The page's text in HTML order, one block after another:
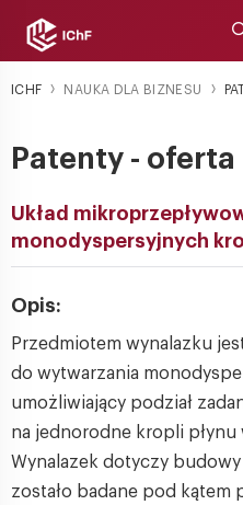
ICHF NAUKA DLA BIZNESU
Patenty - oferta
Układ
monodyspersyjnych
Opis:
Przedmiotem wynalazku
do wytwarzania
umożliwiający podział
na jednorodne kropli płynu
Wynalazek dotyczy
zostało badane pod